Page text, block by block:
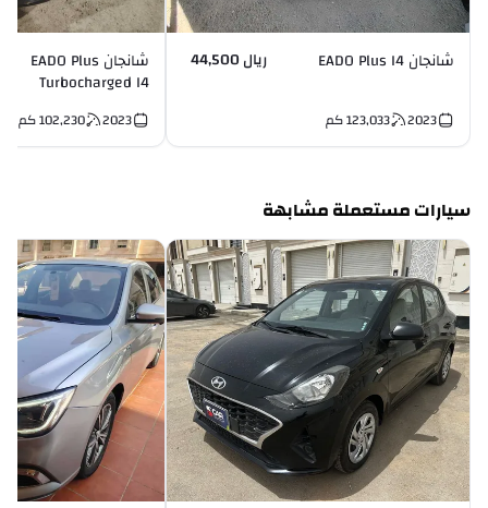
شانجان EADO Plus I4 ريال 44,500
2023
123,033كم
شانجان EADO Plus
Turbocharged I4
2023
102,230كم
سيارات مستعملة مشابهة